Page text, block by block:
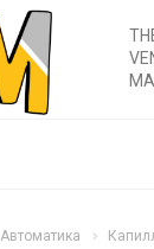
Автоматика